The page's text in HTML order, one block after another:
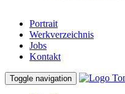
Portrait
Werkverzeichnis
Jobs
Kontakt
Toggle navigation